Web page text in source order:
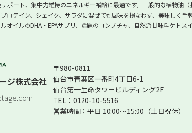
ポート、集中力維持のエネルギー補給に最適です。一般的な植物油
ロテイン、シェイク、サラダに混ぜても風味を損なわず、美味しく
オイルのDHA・EPAサプリ、話題のコンブチャ、自然派甘味料ケト
ジ株式会社
〒980-0811
仙台市青葉区一番町4丁目6-1
仙台第一生命タワービルディング2F
TEL：0120-10-5516
営業時間：平日 10:00～15:00（土日祝休）